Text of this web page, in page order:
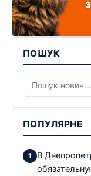
ПОШУК
ПОПУЛЯРНЕ
В